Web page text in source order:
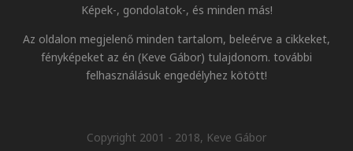
Képek-, gondolatok-, és minden más!
Az oldalon megjelenő minden tartalom, beleérve a cikkeket,
fényképeket az én (Keve Gábor) tulajdonom. további
felhasználásuk engedélyhez kötött!
Copyright 2001 - 2018, Keve Gábor